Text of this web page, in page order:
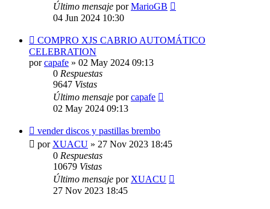
Último mensaje porMarioGB
04 Jun 2024 10:30
COMPRO XJS CABRIO AUTOMÁTICO
CELEBRATION
porcapafe » 02 May 2024 09:13
0 Respuestas
9647 Vistas
Último mensaje porcapafe
02 May 2024 09:13
vender discos y pastillas brembo
por XUACU » 27 Nov 2023 18:45
0 Respuestas
10679 Vistas
Último mensaje por XUACU
27 Nov 2023 18:45